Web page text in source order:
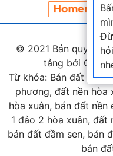
© 2021 Bản quyền
tảng bởi Công
Từ khóa: Bán đất hòa
phương, đất nền hòa
hòa xuân, bán đất
1 đảo 2 hòa xuân, đất
bán đất đầm sen, bán
bán